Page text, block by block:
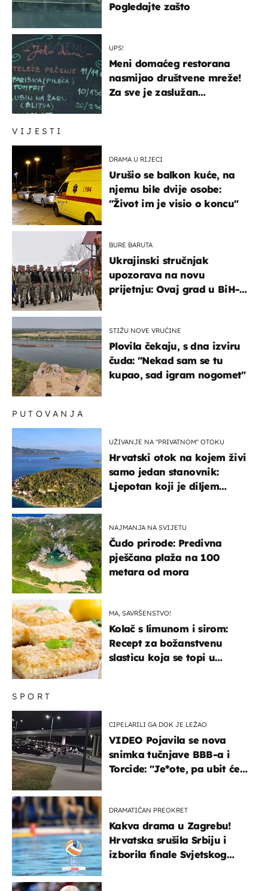
VIJESTI
DRAMA U RIJECI
Urušio se balkon kuće, na
njemu bile dvije osobe:
"Život im je visio o koncu"
BURE BARUTA
Ukrajinski stručnjak
upozorava na novu
prijetnju: Ovaj grad u BiH-u
STIŽU NOVE VRUĆINE
Plovila čekaju, s dna izviru
čuda: "Nekad sam se tu
kupao, sad igram nogomet"
Pogledajte zašto
UPS!
Meni domaćeg restorana
nasmijao društvene mreže!
Za sve je zaslužan
SPORT
CIPELARILI GA DOK JE LEŽAO
VIDEO Pojavila se nova
snimka tučnjave BBB-a i
Torcide: "Je*ote, pa ubit će
DRAMATIČAN PREOKRET
Kakva drama u Zagrebu!
Hrvatska srušila Srbiju i
izborila finale Svjetskog
PUTOVANJA
UŽIVANJE NA "PRIVATNOM" OTOKU
Hrvatski otok na kojem živi
samo jedan stanovnik:
Ljepotan koji je diljem
NAJMANJA NA SVIJETU
Čudo prirode: Predivna
pješčana plaža na 100
metara od mora
MA, SAVRŠENSTVO!
Kolač s limunom i sirom:
Recept za božanstvenu
slasticu koja se topi u